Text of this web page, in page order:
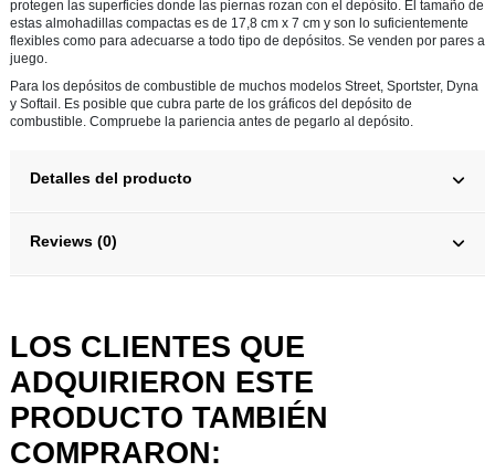
protegen las superficies donde las piernas rozan con el depósito. El tamaño de
estas almohadillas compactas es de 17,8 cm x 7 cm y son lo suficientemente
flexibles como para adecuarse a todo tipo de depósitos. Se venden por pares a
juego.
Para los depósitos de combustible de muchos modelos Street, Sportster, Dyna
y Softail. Es posible que cubra parte de los gráficos del depósito de
combustible. Compruebe la pariencia antes de pegarlo al depósito.
Detalles del producto
Reviews (0)
LOS CLIENTES QUE
ADQUIRIERON ESTE
PRODUCTO TAMBIÉN
COMPRARON: